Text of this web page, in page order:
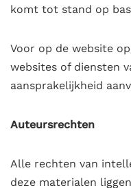
komt tot stand op
Voor op de website
websites of diensten
aansprakelijkheid
Auteursrechten
Alle rechten van
deze materialen